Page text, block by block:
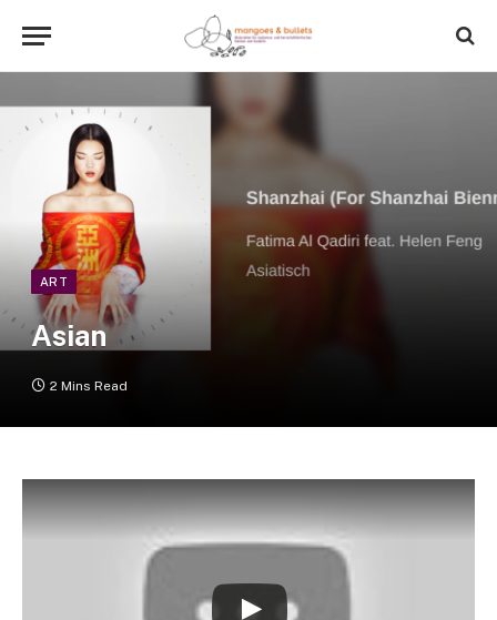
ART
Asian
2 Mins Read